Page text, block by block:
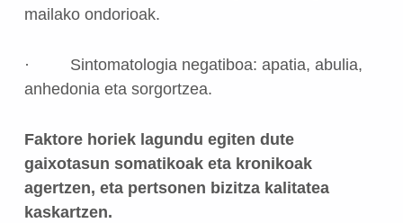
mailako ondorioak.
· Sintomatologia negatiboa: apatia, abulia,
anhedonia eta sorgortzea.
Faktore horiek lagundu egiten dute
gaixotasun somatikoak eta kronikoak
agertzen, eta pertsonen bizitza kalitatea
kaskartzen.